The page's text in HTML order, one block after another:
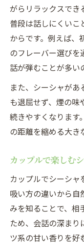
がらリラックスでき
普段は話しにくいこ
からです。例えば、
のフレーバー選びを
話が弾むことが多い
また、シーシャが
も退屈せず、煙の味
続きやすくなります
の距離を縮める大き
カップルで楽しむ
カップルでシーシャ
吸い方の違いから自
みを知ることで、相
ため、会話の深まり
ツ系の甘い香りを好